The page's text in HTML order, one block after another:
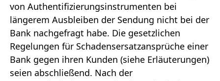
von Authentifizierungsinstrumenten bei
längerem Ausbleiben der Sendung nicht bei der
Bank nachgefragt habe. Die gesetzlichen
Regelungen für Schadensersatzansprüche einer
Bank gegen ihren Kunden (siehe Erläuterungen)
seien abschließend. Nach der